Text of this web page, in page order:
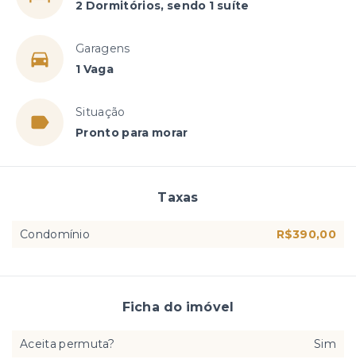
2 Dormitórios, sendo 1 suíte
Garagens
1 Vaga
Situação
Pronto para morar
Taxas
Condomínio R$390,00
Ficha do imóvel
Aceita permuta?
Sim